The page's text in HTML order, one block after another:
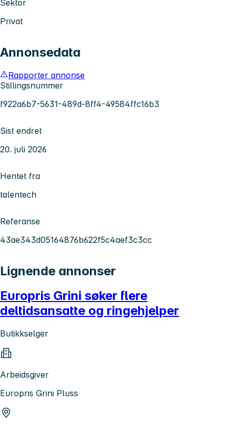
Sektor
Privat
Annonsedata
Rapporter annonse
Stillingsnummer
f922a6b7-5631-489d-8ff4-49584ffc16b3
Sist endret
20. juli 2026
Hentet fra
talentech
Referanse
43ae343d05164876b622f5c4aef3c3cc
Lignende annonser
Europris Grini søker flere
deltidsansatte og ringehjelper
Butikkselger
Arbeidsgiver
Europris Grini Pluss